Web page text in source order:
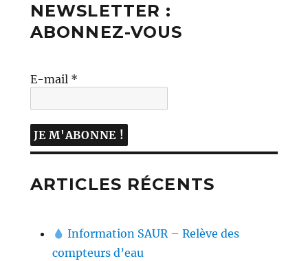
NEWSLETTER :
ABONNEZ-VOUS
E-mail *
ARTICLES RÉCENTS
Information SAUR – Relève des
compteurs d’eau